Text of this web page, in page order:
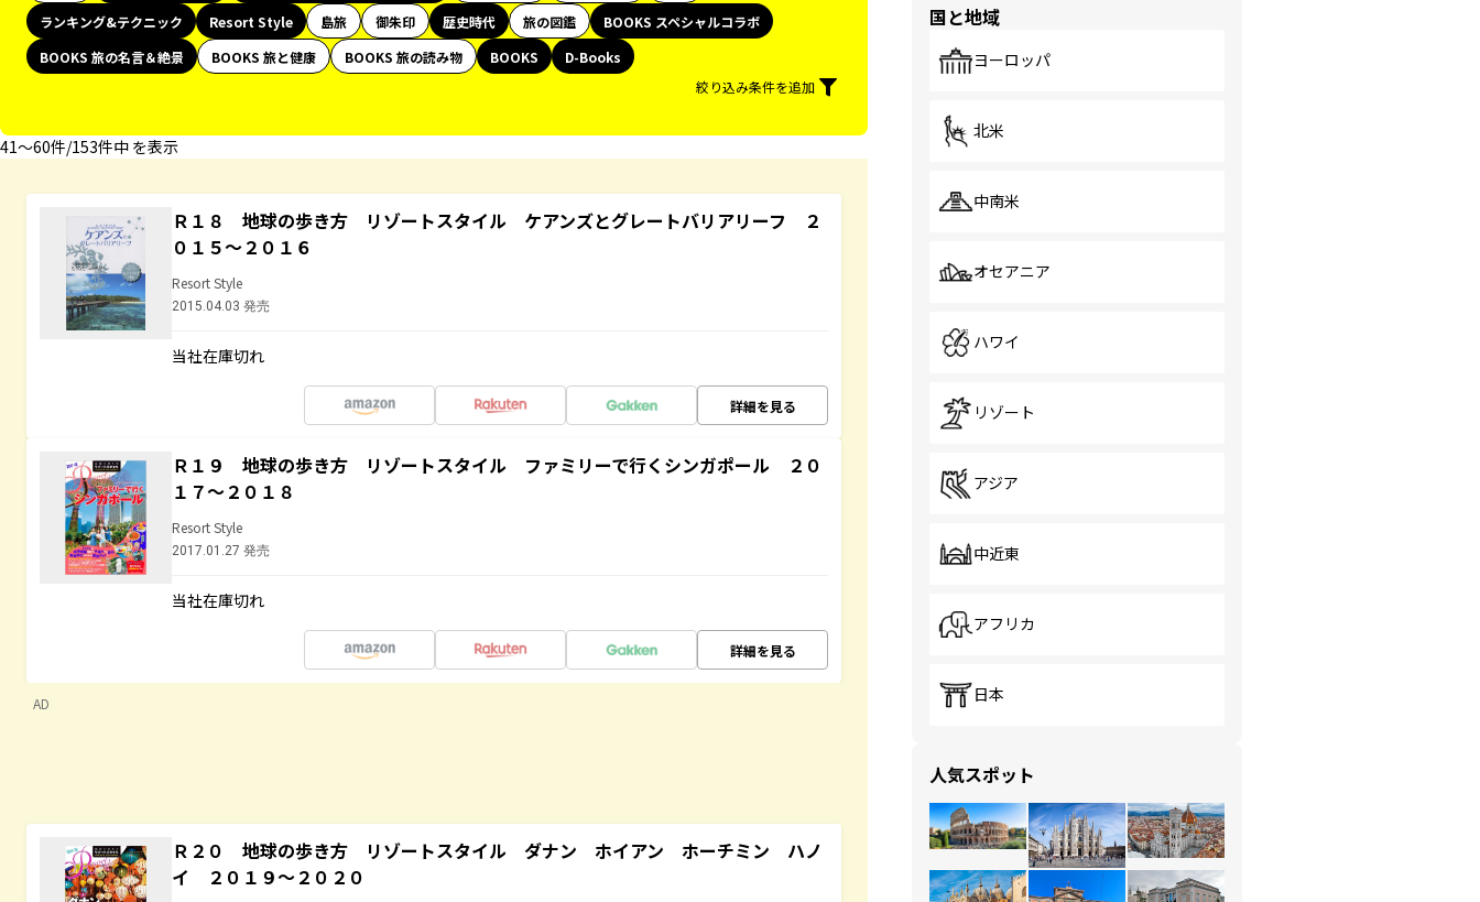
ランキング&テクニック
Resort Style 島旅 御朱印 歴史時代 旅の図鑑
BOOKS スペシャルコラボ
BOOKS 旅の名言＆絶景
BOOKS 旅と健康 BOOKS 旅の読み物 BOOKS
D-Books
絞り込み条件を追加
41〜60件/153件中 を表示
Ｒ１８ 地球の歩き方 リゾートスタイル ケアンズとグレートバリアリーフ ２
０１５～２０１６
Resort Style
2015.04.03 発売
当社在庫切れ
詳細を見る
Ｒ１９ 地球の歩き方 リゾートスタイル ファミリーで行くシンガポール ２０
１７～２０１８
Resort Style
2017.01.27 発売
当社在庫切れ
詳細を見る
AD
Ｒ２０ 地球の歩き方 リゾートスタイル ダナン ホイアン ホーチミン ハノ
イ ２０１９～２０２０
国と地域
ヨーロッパ
北米
中南米
オセアニア
ハワイ
リゾート
アジア
中近東
アフリカ
日本
人気スポット